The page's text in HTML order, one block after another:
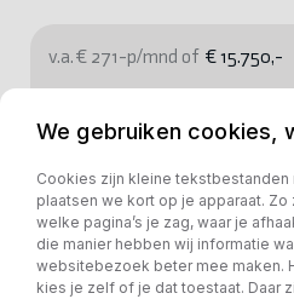
v.a. € 271-p/mnd of € 15.750,-
Bekijk deze auto
We gebruiken cookies,
Cookies zijn kleine tekstbestanden
plaatsen we kort op je apparaat.
welke pagina’s je zag, waar je
die manier hebben wij informatie
websitebezoek beter mee maken.
kies je zelf of je dat toestaat. Daar